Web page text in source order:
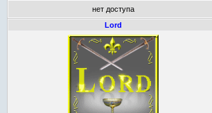
нет доступа
Lord